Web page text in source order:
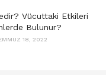
Vücuttaki Etkileri
Bulunur?
18, 2022